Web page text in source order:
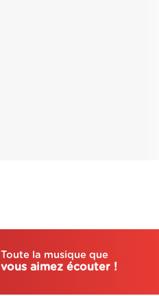
Toute la musique que
vous aimez écouter !